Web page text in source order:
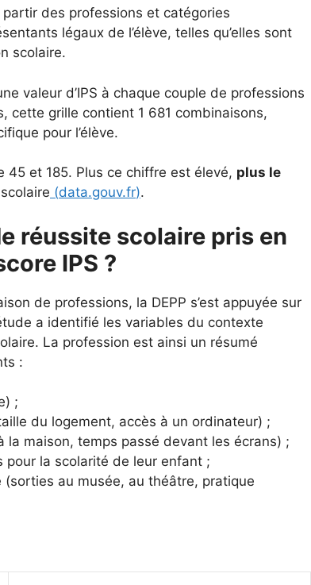
des professions et catégories
légaux de l’élève, telles qu’elles sont
scolaire.
valeur d’IPS à chaque couple de professions
cette grille contient 1 681 combinaisons,
pour l’élève.
45 et 185. Plus ce chiffre est élevé, plus le
(data.gouv.fr).
réussite scolaire pris en
IPS ?
de professions, la DEPP s’est appuyée sur
a identifié les variables du contexte
La profession est ainsi un résumé
:
;
du logement, accès à un ordinateur) ;
maison, temps passé devant les écrans) ;
pour la scolarité de leur enfant ;
au musée, au théâtre, pratique